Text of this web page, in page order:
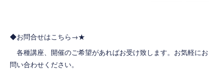
◆お問合せはこちら→★
各種講座、開催のご希望があればお受け致します。お気軽にお
問い合わせください。